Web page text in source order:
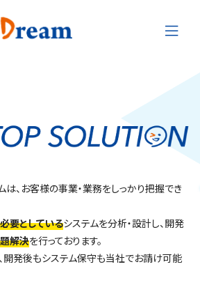
は、お客様の事業・業務をしっかり把握でき
要としているシステムを分析・設計し、開発
解決を行っております。
開発後もシステム保守も当社でお請け可能